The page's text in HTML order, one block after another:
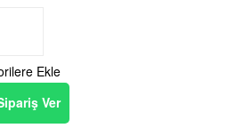
Ekle
Ver